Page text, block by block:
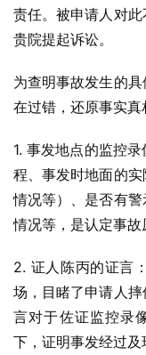
责任。被申请人对
贵院提起诉讼。
为查明事故发生的
在过错，还原事实真
1. 事发地点的监控
程、事发时地面的
情况等）、是否有
情况等，是认定事故
2. 证人陈丙的证言
场，目睹了申请人
言对于佐证监控录
下，证明事发经过及